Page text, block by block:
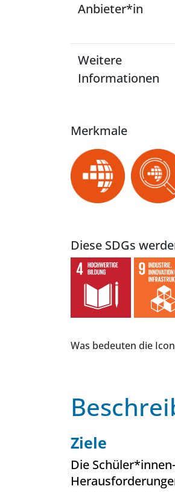
Anbieter*in
Weitere
Informationen
Merkmale
Diese SDGs
Was bedeuten die
Ziele
Die